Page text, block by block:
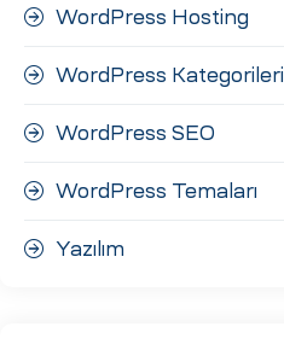
WordPress Hosting
WordPress Kategorileri
WordPress SEO
WordPress Temaları
Yazılım